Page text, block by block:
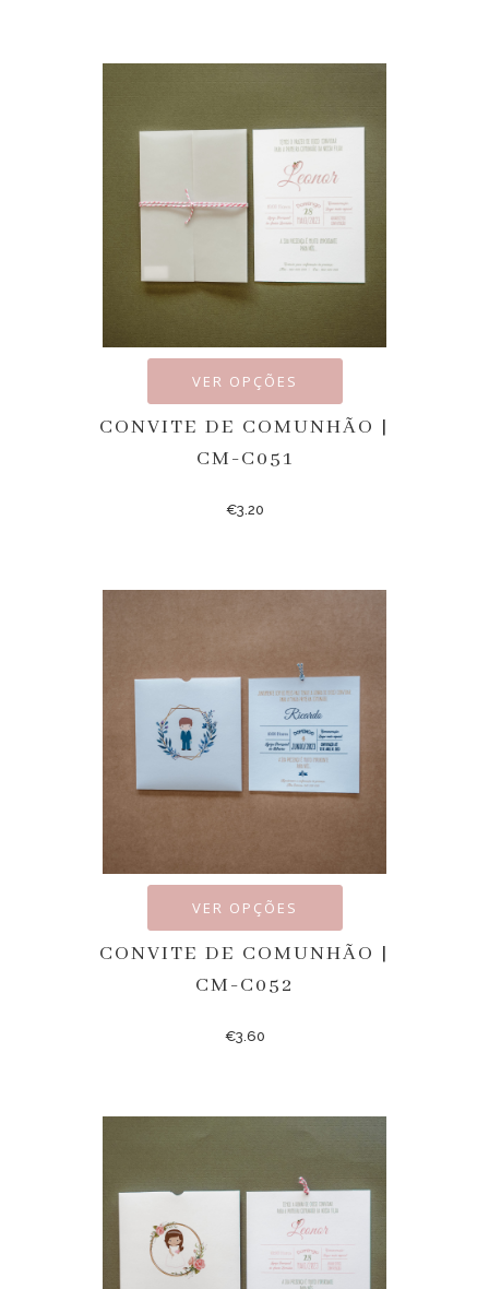
VER OPÇÕES
CONVITE DE COMUNHÃO |
CM-C051
€3.20
VER OPÇÕES
CONVITE DE COMUNHÃO |
CM-C052
€3.60